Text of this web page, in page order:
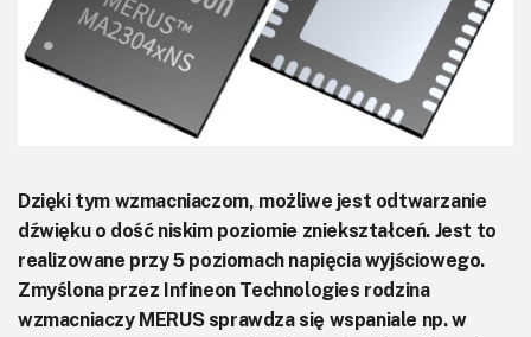
Archiwum
Do pobrania
Dzięki tym wzmacniaczom, możliwe jest odtwarzanie
dźwięku o dość niskim poziomie zniekształceń. Jest to
realizowane przy 5 poziomach napięcia wyjściowego.
Zmyślona przez Infineon Technologies rodzina
wzmacniaczy MERUS sprawdza się wspaniale np. w